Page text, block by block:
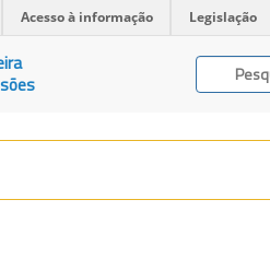
Acesso à informação Legislação